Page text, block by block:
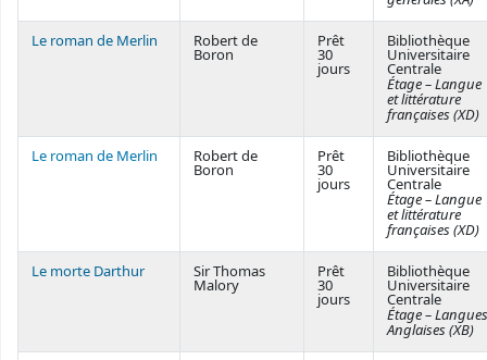
Le roman de Merlin Robert de
Boron
Prêt
30
jours
Bibliothèque
Universitaire
Centrale
Étage – Langue
et littérature
françaises (XD)
Le roman de Merlin Robert de
Boron
Prêt
30
jours
Bibliothèque
Universitaire
Centrale
Étage – Langue
et littérature
françaises (XD)
Le morte Darthur Sir Thomas
Malory
Prêt
30
jours
Bibliothèque
Universitaire
Centrale
Étage – Langues
Anglaises (XB)